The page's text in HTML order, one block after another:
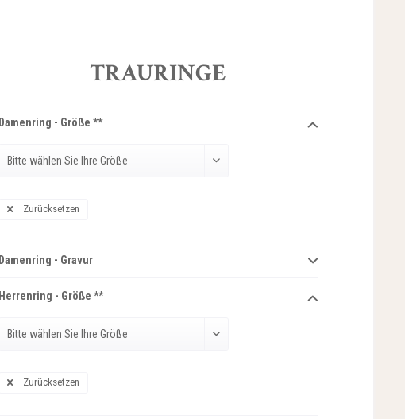
TRAURINGE
Damenring - Größe **
Zurücksetzen
Damenring - Gravur
Herrenring - Größe **
Zurücksetzen